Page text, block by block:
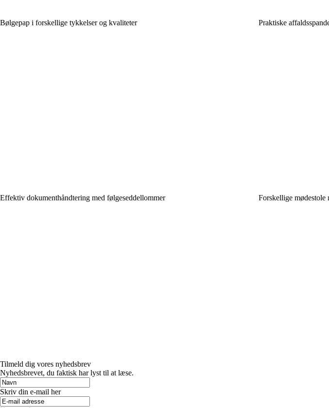
Bølgepap i forskellige tykkelser og kvaliteter Praktiske
Effektiv dokumenthåndtering med følgeseddellommer Forskellige
Tilmeld dig vores nyhedsbrev
Nyhedsbrevet, du faktisk har lyst til at læse.
Skriv din e-mail her